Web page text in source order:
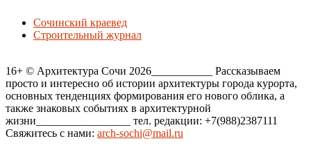
Сочинский краевед
Строительный журнал
16+ © Архитектура Сочи 2026___________ Рассказываем
просто и интересно об истории архитектуры города курорта,
основных тенденциях формирования его нового облика, а
также знаковых событиях в архитектурной
жизни_________________ тел. редакции: +7(988)2387111
Свяжитесь с нами: arch-sochi@mail.ru